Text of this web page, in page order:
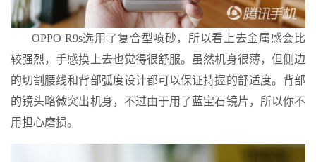
OPPO R9s选用了复合型喷砂，所以看上去金属感会比
较强烈，手感摸上去也觉得很舒服。虽然机身很薄，但侧边
的切割腰线和背部弧度设计都可以保证持握的舒适度。背部
的镜头略微突出机身，不过由于用了蓝宝石镜片，所以你不
用担心磨损。